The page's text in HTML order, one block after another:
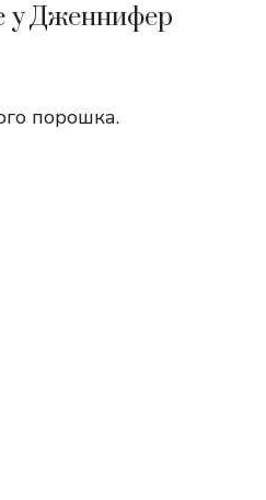
у Дженнифер
порошка.